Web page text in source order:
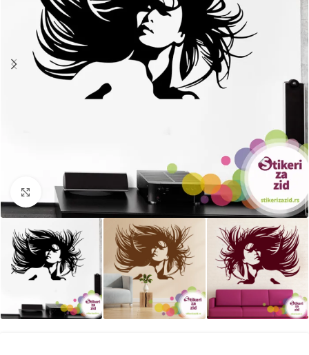
Kliknite za uvećanje